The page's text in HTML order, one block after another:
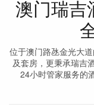
澳门瑞吉
位于澳门路氹金光大
及套房，更秉承瑞吉
24小时管家服务的